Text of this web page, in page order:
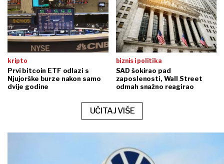
kripto
Prvi bitcoin ETF odlazi s
Njujorške burze nakon samo
dvije godine
biznis i politika
SAD šokirao pad
zaposlenosti, Wall Street
odmah snažno reagirao
UČITAJ VIŠE